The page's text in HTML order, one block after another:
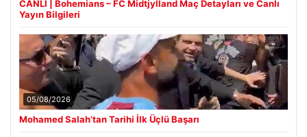
CANLI | Bohemians – FC Midtjylland Maç Detayları ve Canlı
Yayın Bilgileri
05/08/2026
Mohamed Salah’tan Tarihi İlk Üçlü Başarı